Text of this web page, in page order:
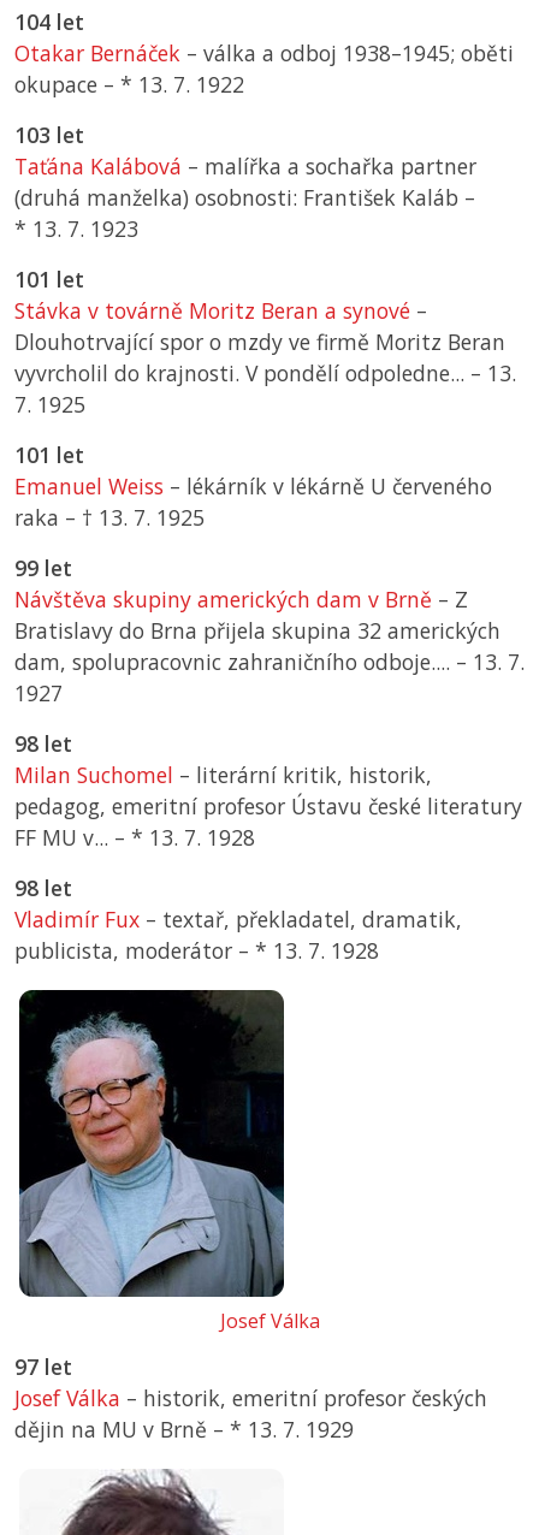
104 let
Otakar Bernáček – válka a odboj 1938–1945; oběti
okupace – * 13. 7. 1922
103 let
Taťána Kalábová – malířka a sochařka partner
(druhá manželka) osobnosti: František Kaláb –
* 13. 7. 1923
101 let
Stávka v továrně Moritz Beran a synové –
Dlouhotrvající spor o mzdy ve firmě Moritz Beran
vyvrcholil do krajnosti. V pondělí odpoledne... – 13.
7. 1925
101 let
Emanuel Weiss – lékárník v lékárně U červeného
raka – † 13. 7. 1925
99 let
Návštěva skupiny amerických dam v Brně – Z
Bratislavy do Brna přijela skupina 32 amerických
dam, spolupracovnic zahraničního odboje.... – 13. 7.
1927
98 let
Milan Suchomel – literární kritik, historik,
pedagog, emeritní profesor Ústavu české literatury
FF MU v... – * 13. 7. 1928
98 let
Vladimír Fux – textař, překladatel, dramatik,
publicista, moderátor – * 13. 7. 1928
Josef Válka
97 let
Josef Válka – historik, emeritní profesor českých
dějin na MU v Brně – * 13. 7. 1929